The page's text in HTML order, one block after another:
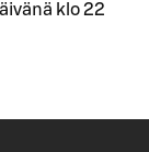
klo 22